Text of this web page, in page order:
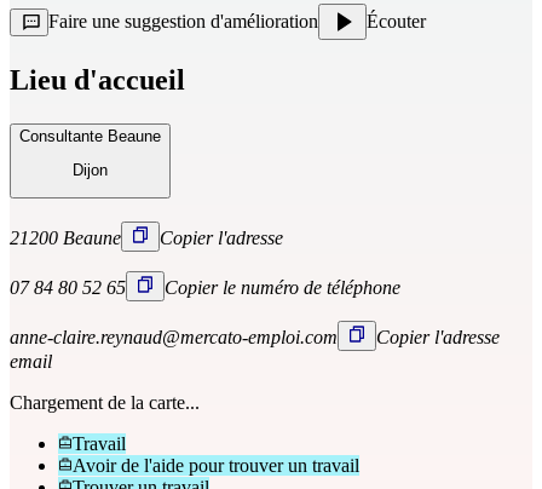
Faire une suggestion d'amélioration Écouter
Lieu d'accueil
Consultante Beaune
Dijon
21200 Beaune Copier l'adresse
07 84 80 52 65 Copier le numéro de téléphone
anne-claire.reynaud@mercato-emploi.com
Copier l'adresse
email
Chargement de la carte...
Travail
Avoir de l'aide pour trouver un travail